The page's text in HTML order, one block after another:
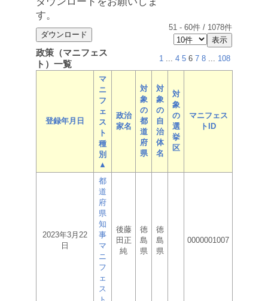
す。
51 - 60件 / 1078件
政策（マニフェス
ト）一覧
1 ... 4 5 6 7 8 ... 108
登録年月日
マ
ニ
フ
ェ
ス
ト
種
別
▲
政治
家名
対
象
の
都
道
府
県
対
象
の
自
治
体
名
対
象
の
選
挙
区
マニフェス
トID
2023年3月22
日
都
道
府
県
知
事
マ
ニ
フ
ェ
ス
後藤
田正
純
徳
島
県
徳
島
県
0000001007